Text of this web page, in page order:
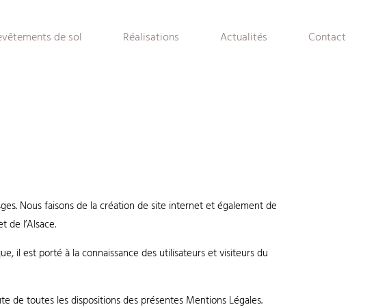
de sol Réalisations Actualités Contact
Nous faisons de la création de site internet et également de
de l’Alsace.
il est porté à la connaissance des utilisateurs et visiteurs du
de toutes les dispositions des présentes Mentions Légales.